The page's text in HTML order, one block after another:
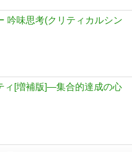
吟味思考(クリティカルシン
ィ[増補版]―集合的達成の心